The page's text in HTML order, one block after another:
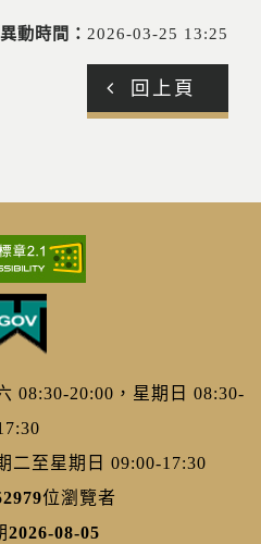
動時間： 2026-03-25 13:25
回上頁
08:30-20:00，星期日 08:30-
二至星期日 09:00-17:30
位瀏覽者
2026-08-05